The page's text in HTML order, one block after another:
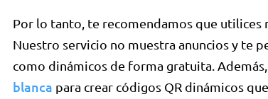
Por lo tanto, te recomendamos que utilices
Nuestro servicio no muestra anuncios y te
como dinámicos de forma gratuita.
blanca para crear códigos QR dinámicos